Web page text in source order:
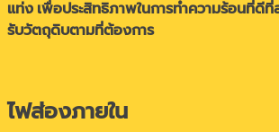
แท่ง เพื่อประสิทธิภาพในการทำความร้อนที่ดีที่
รับวัตถุดิบตามที่ต้องการ
ไฟส่องภายใน